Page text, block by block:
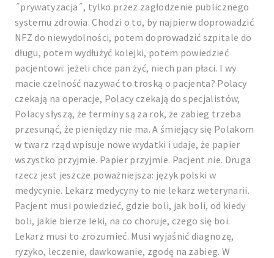
˝prywatyzacja˝, tylko przez zagłodzenie publicznego
systemu zdrowia. Chodzi o to, by najpierw doprowadzić
NFZ do niewydolności, potem doprowadzić szpitale do
długu, potem wydłużyć kolejki, potem powiedzieć
pacjentowi: jeżeli chce pan żyć, niech pan płaci. I wy
macie czelność nazywać to troską o pacjenta? Polacy
czekają na operacje, Polacy czekają do specjalistów,
Polacy słyszą, że terminy są za rok, że zabieg trzeba
przesunąć, że pieniędzy nie ma. A śmiejący się Polakom
w twarz rząd wpisuje nowe wydatki i udaje, że papier
wszystko przyjmie. Papier przyjmie. Pacjent nie. Druga
rzecz jest jeszcze poważniejsza: język polski w
medycynie. Lekarz medycyny to nie lekarz weterynarii.
Pacjent musi powiedzieć, gdzie boli, jak boli, od kiedy
boli, jakie bierze leki, na co choruje, czego się boi.
Lekarz musi to zrozumieć. Musi wyjaśnić diagnozę,
ryzyko, leczenie, dawkowanie, zgodę na zabieg. W